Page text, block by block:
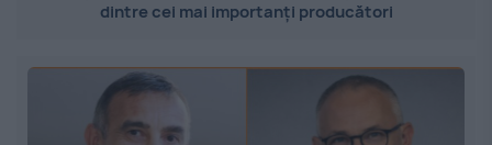
dintre cei mai importanți producători